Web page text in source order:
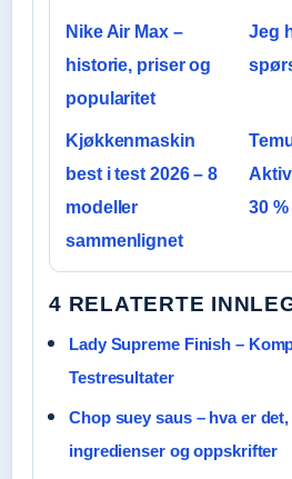
Nike Air Max –
historie, priser og
popularitet
Jeg
Kjøkkenmaskin
best i test 2026 – 8
modeller
sammenlignet
30
4 RELATERTE
Lady Supreme Finish –
Testresultater
Chop suey saus – hva er
ingredienser og oppskrifter